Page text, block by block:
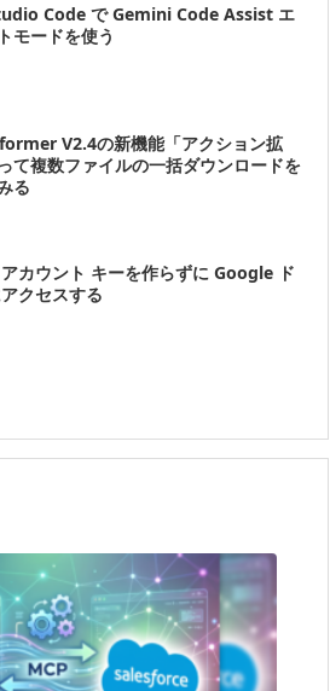
Code で Gemini Code Assist エ
モードを使う
V2.4の新機能「アクション拡
て複数ファイルの一括ダウンロードを
る
カウント キーを作らずに Google ド
クセスする